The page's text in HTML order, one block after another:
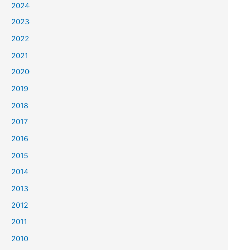
2024
2023
2022
2021
2020
2019
2018
2017
2016
2015
2014
2013
2012
2011
2010